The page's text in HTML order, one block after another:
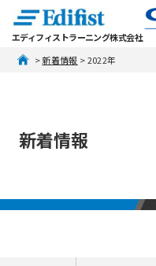
エディフィストラーニング株式会社
> 新着情報 > 2022年
新着情報